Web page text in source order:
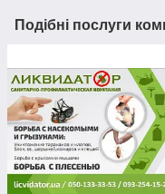
Подібні послуги